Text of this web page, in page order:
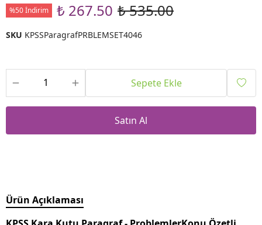
%50 İndirim ₺ 267.50 ₺ 535.00
SKU KPSSParagrafPRBLEMSET4046
Sepete Ekle
Satın Al
Ürün Açıklaması